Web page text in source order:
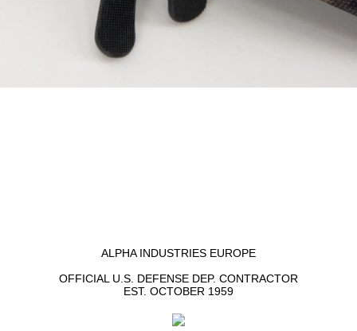
ALPHA INDUSTRIES EUROPE
OFFICIAL U.S. DEFENSE DEP. CONTRACTOR
EST. OCTOBER 1959